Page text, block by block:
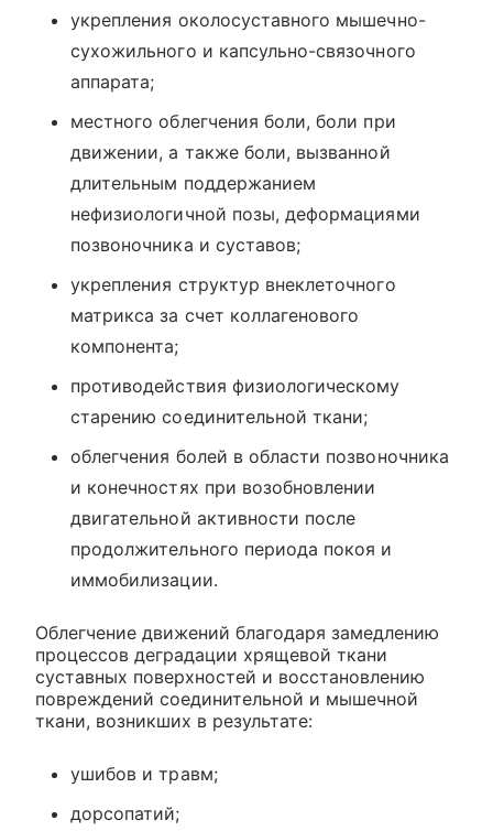
укрепления околосуставного мышечно-
сухожильного и капсульно-связочного
аппарата;
местного облегчения боли, боли при
движении, а также боли, вызванной
длительным поддержанием
нефизиологичной позы, деформациями
позвоночника и суставов;
укрепления структур внеклеточного
матрикса за счет коллагенового
компонента;
противодействия физиологическому
старению соединительной ткани;
облегчения болей в области позвоночника
и конечностях при возобновлении
двигательной активности после
продолжительного периода покоя и
иммобилизации.
Облегчение движений благодаря замедлению
процессов деградации хрящевой ткани
суставных поверхностей и восстановлению
повреждений соединительной и мышечной
ткани, возникших в результате:
ушибов и травм;
дорсопатий;